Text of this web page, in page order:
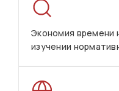
Экономия времени
изучении